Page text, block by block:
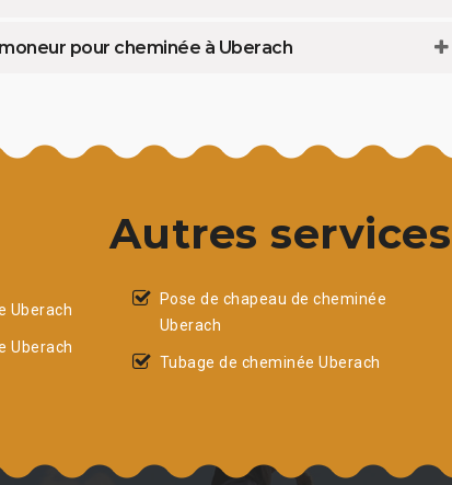
pour cheminée à Uberach
Autres services
Uberach
Uberach
Pose de chapeau de cheminée
Uberach
Tubage de cheminée Uberach